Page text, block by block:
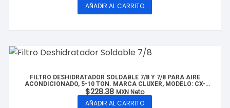
AÑADIR AL CARRITO
FILTRO DESHIDRATADOR SOLDABLE 7/8 Y 7/8 PARA AIRE
ACONDICIONADO, 5-10 TON. MARCA CLUXER, MODELO: CX-
FDS7/8-10T
$228.38 MXN Neto
AÑADIR AL CARRITO